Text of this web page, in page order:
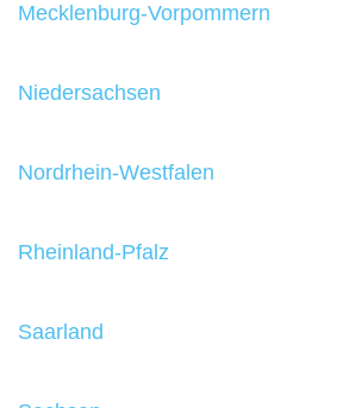
Mecklenburg-Vorpommern
Niedersachsen
Nordrhein-Westfalen
Rheinland-Pfalz
Saarland